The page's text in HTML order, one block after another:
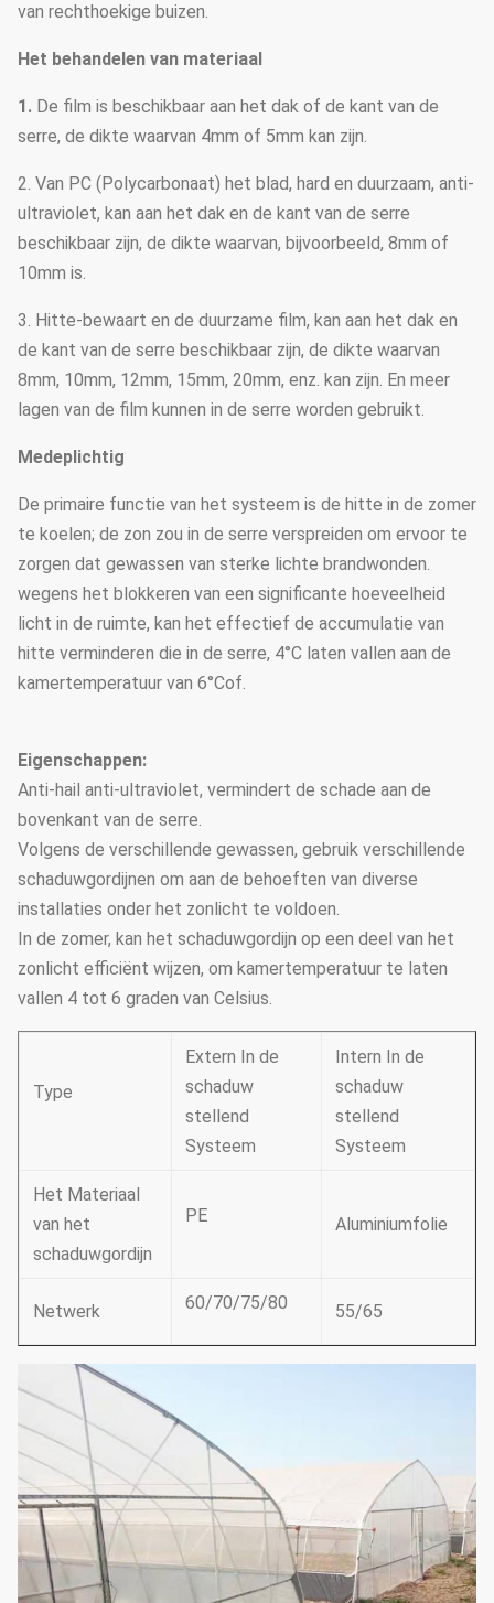
van rechthoekige buizen.
Het behandelen van materiaal
1. De film is beschikbaar aan het dak of de kant van de
serre, de dikte waarvan 4mm of 5mm kan zijn.
2. Van PC (Polycarbonaat) het blad, hard en duurzaam, anti-
ultraviolet, kan aan het dak en de kant van de serre
beschikbaar zijn, de dikte waarvan, bijvoorbeeld, 8mm of
10mm is.
3. Hitte-bewaart en de duurzame film, kan aan het dak en
de kant van de serre beschikbaar zijn, de dikte waarvan
8mm, 10mm, 12mm, 15mm, 20mm, enz. kan zijn. En meer
lagen van de film kunnen in de serre worden gebruikt.
Medeplichtig
De primaire functie van het systeem is de hitte in de zomer
te koelen; de zon zou in de serre verspreiden om ervoor te
zorgen dat gewassen van sterke lichte brandwonden.
wegens het blokkeren van een significante hoeveelheid
licht in de ruimte, kan het effectief de accumulatie van
hitte verminderen die in de serre, 4°C laten vallen aan de
kamertemperatuur van 6°Cof.
Eigenschappen:
Anti-hail anti-ultraviolet, vermindert de schade aan de
bovenkant van de serre.
Volgens de verschillende gewassen, gebruik verschillende
schaduwgordijnen om aan de behoeften van diverse
installaties onder het zonlicht te voldoen.
In de zomer, kan het schaduwgordijn op een deel van het
zonlicht efficiënt wijzen, om kamertemperatuur te laten
vallen 4 tot 6 graden van Celsius.
Type
Extern In de
schaduw
stellend
Systeem
Intern In de
schaduw
stellend
Systeem
Het Materiaal
van het
schaduwgordijn
PE Aluminiumfolie
Netwerk 60/70/75/80 55/65